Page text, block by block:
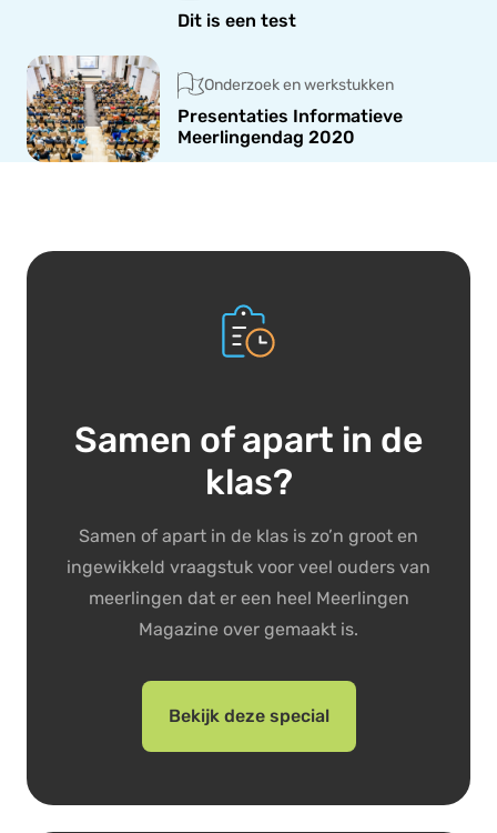
Dit is een test
Onderzoek en werkstukken
Presentaties Informatieve
Meerlingendag 2020
Samen of apart in de
klas?
Samen of apart in de klas is zo’n groot en
ingewikkeld vraagstuk voor veel ouders van
meerlingen dat er een heel Meerlingen
Magazine over gemaakt is.
Bekijk deze special